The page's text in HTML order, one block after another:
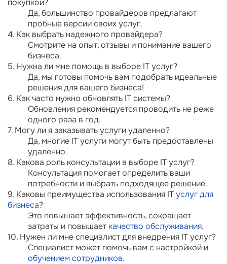
покупкой?
Да, большинство провайдеров предлагают
пробные версии своих услуг.
4. Как выбрать надежного провайдера?
Смотрите на опыт, отзывы и понимание вашего
бизнеса.
5. Нужна ли мне помощь в выборе IT услуг?
Да, мы готовы помочь вам подобрать идеальные
решения для вашего бизнеса!
6. Как часто нужно обновлять IT системы?
Обновления рекомендуется проводить не реже
одного раза в год.
7. Могу ли я заказывать услуги удаленно?
Да, многие IT услуги могут быть предоставлены
удаленно.
8. Какова роль консультации в выборе IT услуг?
Консультация помогает определить ваши
потребности и выбрать подходящее решение.
9. Каковы преимущества использования ITуслуг для
бизнеса?
Это повышает эффективность, сокращает
затраты и повышаеткачество обслуживания.
10. Нужен ли мне специалист для внедрения IT услуг?
Специалист может помочь вам с настройкой и
обучением сотрудников.